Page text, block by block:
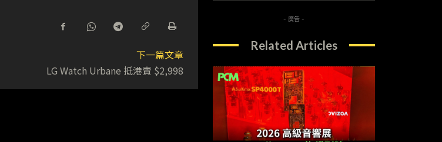
下一篇文章
LG Watch Urbane 抵港賣 $2,998
- 廣告 -
Related Articles